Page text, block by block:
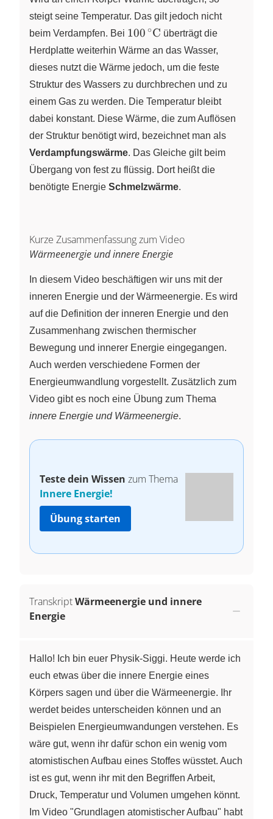
steigt seine Temperatur. Das gilt jedoch nicht
beim Verdampfen. Bei 100\,^\circ\pu{C}
100 ∘C überträgt die
Herdplatte weiterhin Wärme an das Wasser,
dieses nutzt die Wärme jedoch, um die feste
Struktur des Wassers zu durchbrechen und zu
einem Gas zu werden. Die Temperatur bleibt
dabei konstant. Diese Wärme, die zum Auflösen
der Struktur benötigt wird, bezeichnet man als
Verdampfungswärme. Das Gleiche gilt beim
Übergang von fest zu flüssig. Dort heißt die
benötigte Energie Schmelzwärme.
Kurze Zusammenfassung zum Video
Wärmeenergie und innere Energie
In diesem Video beschäftigen wir uns mit der
inneren Energie und der Wärmeenergie. Es wird
auf die Definition der inneren Energie und den
Zusammenhang zwischen thermischer
Bewegung und innerer Energie eingegangen.
Auch werden verschiedene Formen der
Energieumwandlung vorgestellt. Zusätzlich zum
Video gibt es noch eine Übung zum Thema
innere Energie und Wärmeenergie.
Teste dein Wissen zum Thema
Innere Energie!
Übung starten
TranskriptWärmeenergie und innere
Energie
Hallo! Ich bin euer Physik-Siggi. Heute werde ich
euch etwas über die innere Energie eines
Körpers sagen und über die Wärmeenergie. Ihr
werdet beides unterscheiden können und an
Beispielen Energieumwandungen verstehen. Es
wäre gut, wenn ihr dafür schon ein wenig vom
atomistischen Aufbau eines Stoffes wüsstet. Auch
ist es gut, wenn ihr mit den Begriffen Arbeit,
Druck, Temperatur und Volumen umgehen könnt.
Im Video "Grundlagen atomistischer Aufbau" habt